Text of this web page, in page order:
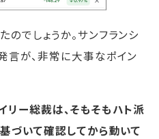
でしょうか。サンフランシ
言が、非常に大事なポイン
ー総裁は、そもそもハト派
づいて確認してから動いて